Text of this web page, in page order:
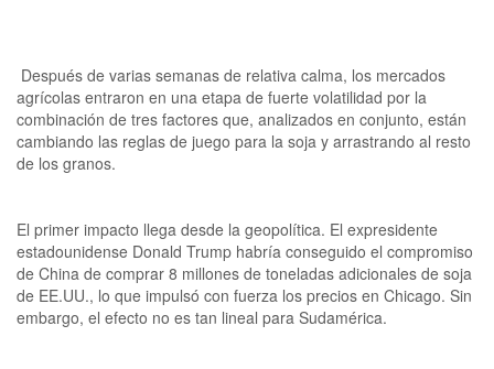
Después de varias semanas de relativa calma, los mercados
agrícolas entraron en una etapa de fuerte volatilidad por la
combinación de tres factores que, analizados en conjunto, están
cambiando las reglas de juego para la soja y arrastrando al resto
de los granos.
El primer impacto llega desde la geopolítica. El expresidente
estadounidense Donald Trump habría conseguido el compromiso
de China de comprar 8 millones de toneladas adicionales de soja
de EE.UU., lo que impulsó con fuerza los precios en Chicago. Sin
embargo, el efecto no es tan lineal para Sudamérica.